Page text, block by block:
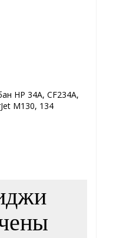
HP 34A, CF234A,
M130, 134